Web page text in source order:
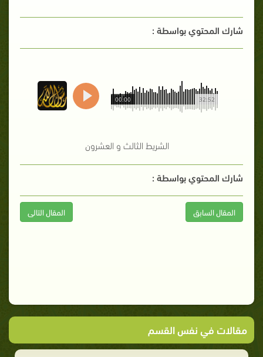
شارك المحتوي بواسطة :
32:52
00:00
الشريط الثالث و العشرون
شارك المحتوي بواسطة :
المقال السابق المقال التالى
مقالات في نفس القسم